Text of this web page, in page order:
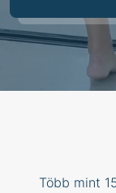
Több mint